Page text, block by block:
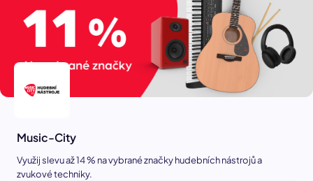
Music-City
Využij slevu až 14 % na vybrané značky hudebních nástrojů a
zvukové techniky.